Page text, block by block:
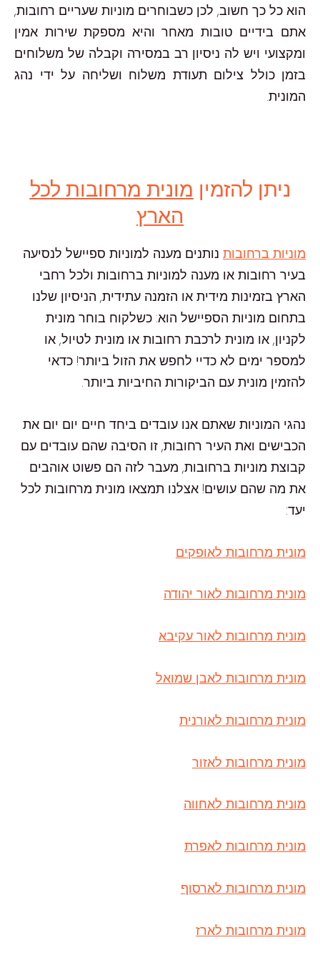
הוא כל כך חשוב, לכן כשבוחרים מוניות שעריים רחובות,
אתם בידיים טובות מאחר והיא מספקת שירות אמין
ומקצועי ויש לה ניסיון רב במסירה וקבלה של משלוחים
בזמן כולל צילום תעודת משלוח ושליחה על ידי נהג
המונית.
ניתן להזמין מונית מרחובות לכל
הארץ
מוניות ברחובות נותנים מענה למוניות ספיישל לנסיעה
בעיר רחובות או מענה למוניות ברחובות ולכל רחבי
הארץ בזמינות מידית או הזמנה עתידית, הניסיון שלנו
בתחום מוניות הספיישל הוא: כשלקוח בוחר מונית
לקניון, או מונית לרכבת רחובות או מונית לטיול, או
למספר ימים לא כדיי לחפש את הזול ביותר! כדאי
להזמין מונית עם הביקורות החיביות ביותר.
נהגי המוניות שאתם אנו עובדים ביחד חיים יום יום את
הכבישים ואת העיר רחובות, זו הסיבה שהם עובדים עם
קבוצת מוניות ברחובות, מעבר לזה הם פשוט אוהבים
את מה שהם עושים! אצלנו תמצאו מונית מרחובות לכל
יעד:
מונית מרחובות לאופקים
מונית מרחובות לאור יהודה
מונית מרחובות לאור עקיבא
מונית מרחובות לאבן שמואל
מונית מרחובות לאורנית
מונית מרחובות לאזור
מונית מרחובות לאחווה
מונית מרחובות לאפרת
מונית מרחובות לארסוף
מונית מרחובות לארז